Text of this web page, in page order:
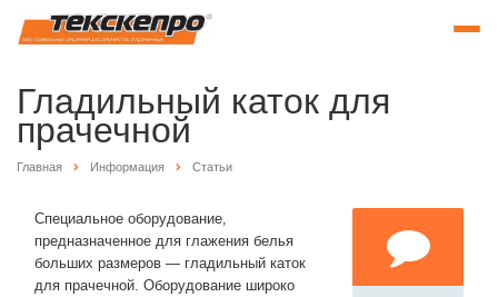
Гладильный каток для
прачечной
Главная Информация Статьи
Специальное оборудование,
предназначенное для глажения белья
больших размеров — гладильный каток
для прачечной. Оборудование широко